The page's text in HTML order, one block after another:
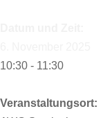
10:30 - 11:30
Veranstaltungsort: